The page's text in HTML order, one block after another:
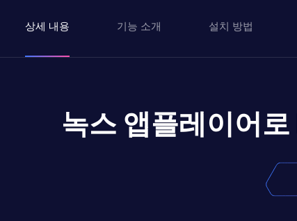
상세 내용 기능 소개 설치 방법
녹스 앱플레이어로